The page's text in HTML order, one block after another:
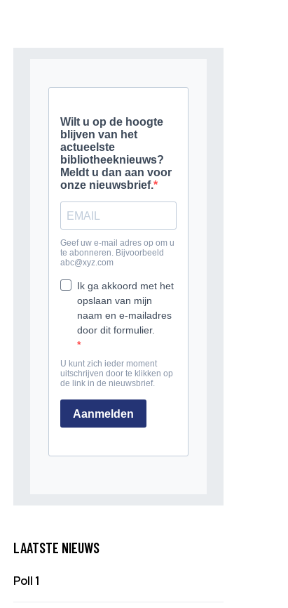
LAATSTE NIEUWS
Poll 1